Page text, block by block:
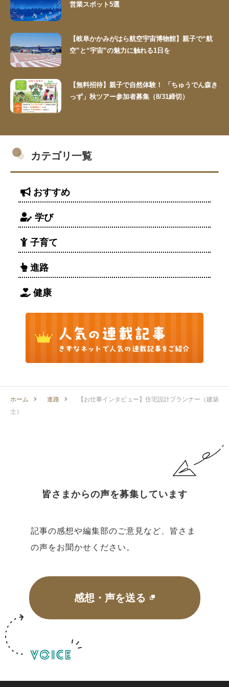
営業スポット5選
【岐阜かかみがはら航空宇宙博物館】親子で“航
空”と“宇宙”の魅力に触れる1日を
【無料招待】親子で自然体験！ 「ちゅうでん森き
っず」秋ツアー参加者募集（8/31締切）
カテゴリ一覧
おすすめ
学び
子育て
進路
健康
ホーム 進路
【お仕事インタビュー】住宅設計プランナー（建築
士）
皆さまからの声を募集しています
記事の感想や編集部のご意見など、皆さま
の声をお聞かせください。
感想・声を送る